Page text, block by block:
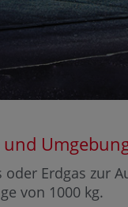
Erdgas zur
von 1000 kg.